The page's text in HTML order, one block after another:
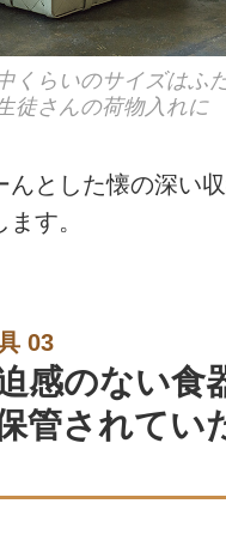
くらいのサイズはふ
徒さんの荷物入れに
んとした懐の深い
す。
03
感のない食
管されてい